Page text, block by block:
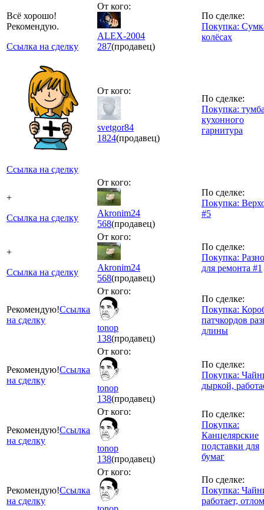
Всё хорошо!
Рекомендую.
Ссылка на сделку
От кого:
ALEX-2004
287(продавец)
По сделке:
Покупка:
колёсах
Ссылка на сделку
От кого:
svetgor84
1824(продавец)
По сделке:
Покупка:
кухонного
гарнитура
+
Ссылка на сделку
От кого:
Akronim24
568(продавец)
По сделке:
Покупка:
#5
+
Ссылка на сделку
От кого:
Akronim24
568(продавец)
По сделке:
Покупка:
для ремонта #1
Рекомендую!Ссылка
на сделку
От кого:
tonop
138(продавец)
По сделке:
Покупка:
патчкордов
длины
Рекомендую!Ссылка
на сделку
От кого:
tonop
138(продавец)
По сделке:
Покупка:
дыркой,
Рекомендую!Ссылка
на сделку
От кого:
tonop
138(продавец)
По сделке:
Покупка:
Канцелярские
подставки для
бумаг
Рекомендую!Ссылка
на сделку
От кого:
По сделке:
Покупка:
работает,